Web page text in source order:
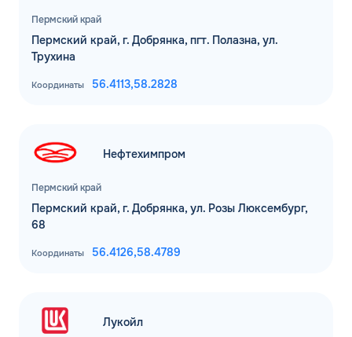
Пермский край
Пермский край, г. Добрянка, пгт. Полазна, ул.
Трухина
Координаты 56.4113,58.2828
Пермский край
Нефтехимпром
Пермский край, г. Добрянка, ул. Розы Люксембург,
68
Координаты 56.4126,58.4789
Лукойл